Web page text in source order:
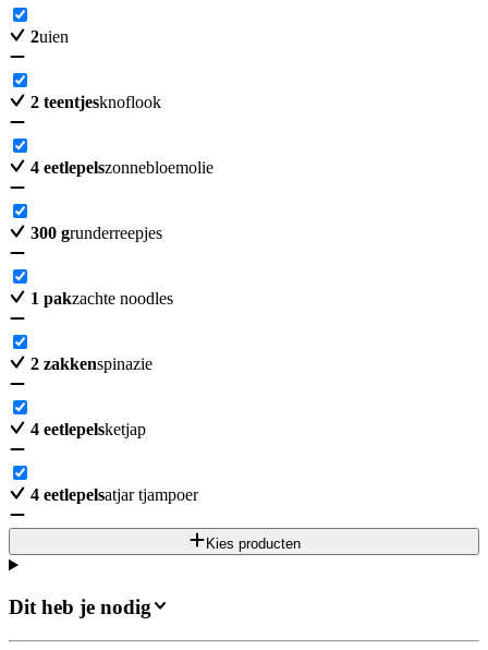
2uien
2 teentjesknoflook
4 eetlepelszonnebloemolie
300 grunderreepjes
1 pakzachte noodles
2 zakkenspinazie
4 eetlepelsketjap
4 eetlepelsatjar tjampoer
Kies producten
Dit heb je nodig